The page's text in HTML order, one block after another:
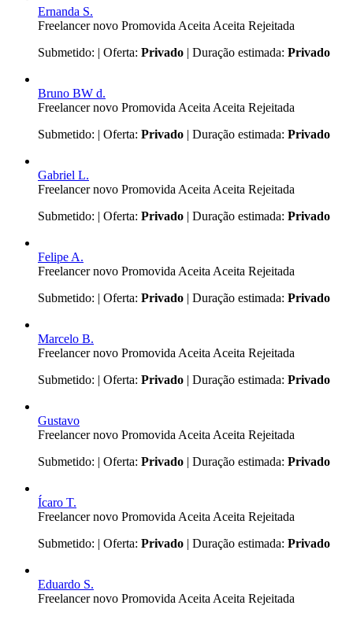
Ernanda S.
Freelancer novo Promovida Aceita Aceita Rejeitada
Submetido: | Oferta: Privado | Duração estimada: Privado
Bruno BW d.
Freelancer novo Promovida Aceita Aceita Rejeitada
Submetido: | Oferta: Privado | Duração estimada: Privado
Gabriel L.
Freelancer novo Promovida Aceita Aceita Rejeitada
Submetido: | Oferta: Privado | Duração estimada: Privado
Felipe A.
Freelancer novo Promovida Aceita Aceita Rejeitada
Submetido: | Oferta: Privado | Duração estimada: Privado
Marcelo B.
Freelancer novo Promovida Aceita Aceita Rejeitada
Submetido: | Oferta: Privado | Duração estimada: Privado
Gustavo
Freelancer novo Promovida Aceita Aceita Rejeitada
Submetido: | Oferta: Privado | Duração estimada: Privado
Ícaro T.
Freelancer novo Promovida Aceita Aceita Rejeitada
Submetido: | Oferta: Privado | Duração estimada: Privado
Eduardo S.
Freelancer novo Promovida Aceita Aceita Rejeitada